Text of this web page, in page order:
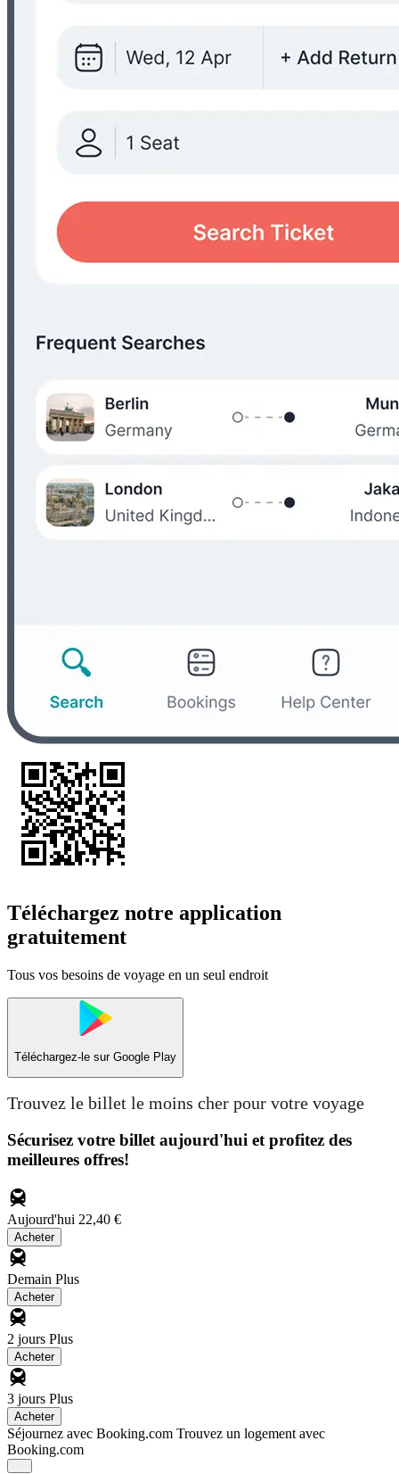
Téléchargez notre application
gratuitement
Tous vos besoins de voyage en un seul endroit
Téléchargez-le sur Google Play
Trouvez le billet le moins cher pour votre voyage
Sécurisez votre billet aujourd'hui et profitez des
meilleures offres!
Aujourd'hui 22,40 €
Acheter
Demain Plus
Acheter
2 jours Plus
Acheter
3 jours Plus
Acheter
Séjournez avec Booking.com Trouvez un logement avec
Booking.com